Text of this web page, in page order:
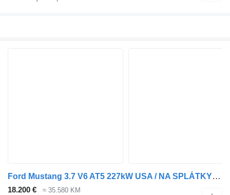
Ford Mustang 3.7 V6 AT5 227kW USA / NA SPLÁTKY / NA PROTIÚČET
18.200 € ≈ 35.580 KM